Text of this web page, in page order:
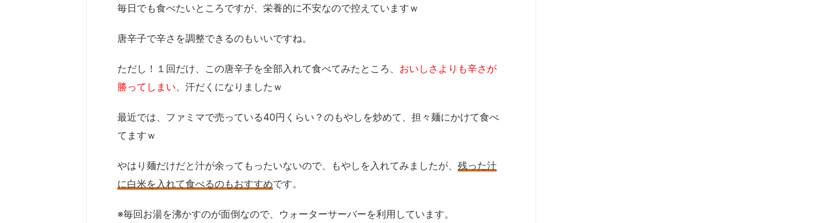
毎日でも食べたいところですが、栄養的に不安なので控えていますｗ
唐辛子で辛さを調整できるのもいいですね。
ただし！１回だけ、この唐辛子を全部入れて食べてみたところ、 おいしさよりも辛さが
勝ってしまい、汗だくになりましたｗ
最近では、ファミマで売っている40円くらい？のもやしを炒めて、担々麺にかけて食べ
てますｗ
やはり麺だけだと汁が余ってもったいないので、もやしを入れてみましたが、 残った汁
に白米を入れて食べるのもおすすめです。
※毎回お湯を沸かすのが面倒なので、ウォーターサーバーを利用しています。